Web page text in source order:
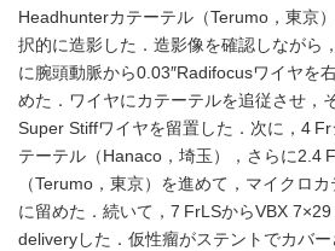
Headhunterカテーテル（Terumo，東京
択的に造影した．造影像を確認しながら
に腕頭動脈から0.03″Radifocusワイヤを
めた．ワイヤにカテーテルを追従させ，
Super Stiffワイヤを留置した．次に，4
テーテル（Hanaco，埼玉），さらに2.4
（Terumo，東京）を進めて，マイクロ
に留めた．続いて，7 FrLSからVBX
deliveryした．仮性瘤がステントでカバ